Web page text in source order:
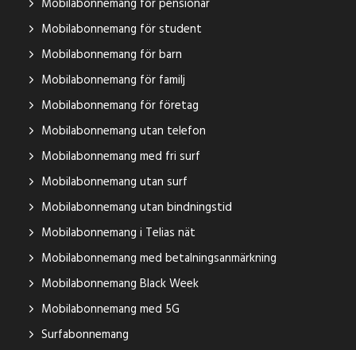
Mobilabonnemang för pensionär
Mobilabonnemang för student
Mobilabonnemang för barn
Mobilabonnemang för familj
Mobilabonnemang för företag
Mobilabonnemang utan telefon
Mobilabonnemang med fri surf
Mobilabonnemang utan surf
Mobilabonnemang utan bindningstid
Mobilabonnemang i Telias nät
Mobilabonnemang med betalningsanmärkning
Mobilabonnemang Black Week
Mobilabonnemang med 5G
Surfabonnemang